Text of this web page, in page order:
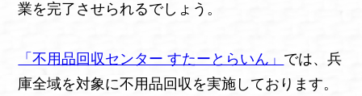
業を完了させられるでしょう。
「不用品回収センター すたーとらいん」 では、兵
庫全域を対象に不用品回収を実施しております。